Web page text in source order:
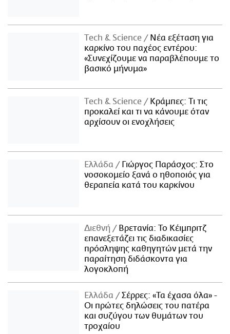
Τech & Science
Νέα εξέταση για
καρκίνο του παχέος εντέρου:
«Συνεχίζουμε να παραβλέπουμε το
βασικό μήνυμα»
Τech & Science
Κράμπες: Τι τις
προκαλεί και τι να κάνουμε όταν
αρχίσουν οι ενοχλήσεις
Ελλάδα
Γιώργος Παράσχος: Στο
νοσοκομείο ξανά ο ηθοποιός για
θεραπεία κατά του καρκίνου
Διεθνή
Βρετανία: Το Κέιμπριτζ
επανεξετάζει τις διαδικασίες
πρόσληψης καθηγητών μετά την
παραίτηση διδάσκοντα για
λογοκλοπή
Ελλάδα
Σέρρες: «Τα έχασα όλα» -
Οι πρώτες δηλώσεις του πατέρα
και συζύγου των θυμάτων του
τροχαίου